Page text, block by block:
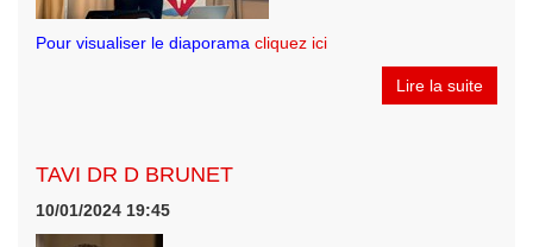
Pour visualiser le diaporama cliquez ici
Lire la suite
TAVI DR D BRUNET
10/01/2024 19:45